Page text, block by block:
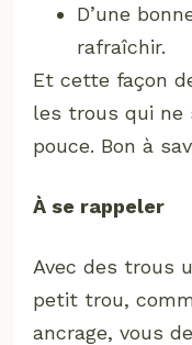
D’une
rafraîchir.
Et cette façon
les trous qui ne
pouce. Bon à
À se rappeler
Avec des trous
petit trou,
ancrage, vous